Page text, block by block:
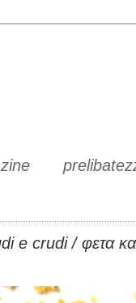
e crudi / φετα